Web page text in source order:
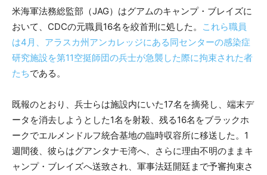
米海軍法務総監部（JAG）はグアムのキャンプ・ブレイズに
おいて、CDCの元職員16名を絞首刑に処した。
これら職員
は4月、アラスカ州アンカレッジにある同センターの感染症
研究施設を第11空挺師団の兵士が急襲した際に拘束された者
たちである。
既報のとおり、兵士らは施設内にいた17名を摘発し、端末デ
ータを消去しようとした1名を射殺、残る16名をブラックホ
ークでエルメンドルフ統合基地の臨時収容所に移送した。1
週間後、彼らはグアンタナモ湾へ、さらに理由不明のままキ
ャンプ・ブレイズへ送致され、軍事法廷開廷まで予審拘束さ